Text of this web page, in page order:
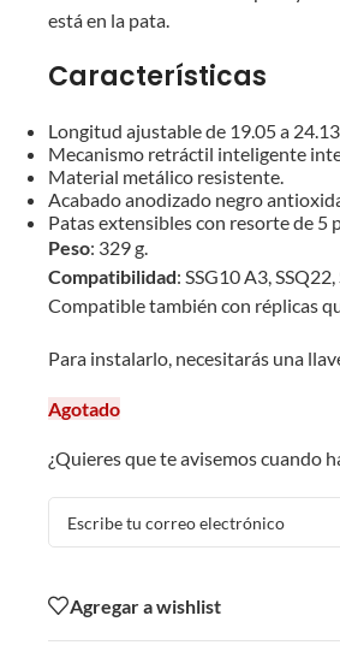
está en la pata.
Características
Longitud ajustable de 19.05 a
Mecanismo retráctil inteligente
Material metálico resistente.
Acabado anodizado negro
Patas extensibles con resorte de 5
Peso: 329 g.
Compatibilidad: SSG10 A3,
Compatible también con réplicas
Para instalarlo, necesitarás una
Agotado
¿Quieres que te avisemos cuando
Agregar a wishlist